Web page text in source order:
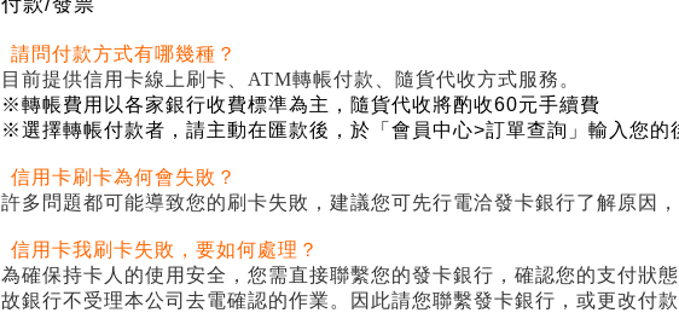
請問付款方式有哪幾種？
目前提供信用卡線上刷卡、 ATM轉帳付款、隨貨代收方式服務。
※轉帳費用以各家銀行收費標準為主，隨貨代收將酌收60元手續費
※選擇轉帳付款者，請主動在匯款後，於「會員中心>訂單查詢」輸入您的
信用卡刷卡為何會失敗？
許多問題都可能導致您的刷卡失敗，建議您可先行電洽發卡銀行了解原因
信用卡我刷卡失敗，要如何處理？
為確保持卡人的使用安全，您需直接聯繫您的發卡銀行，確認您的支付狀
故銀行不受理本公司去電確認的作業。因此請您聯繫發卡銀行，或更改付款